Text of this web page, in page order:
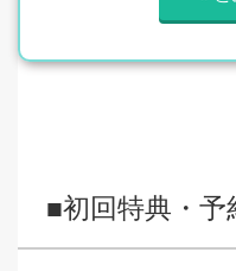
■初回特典・